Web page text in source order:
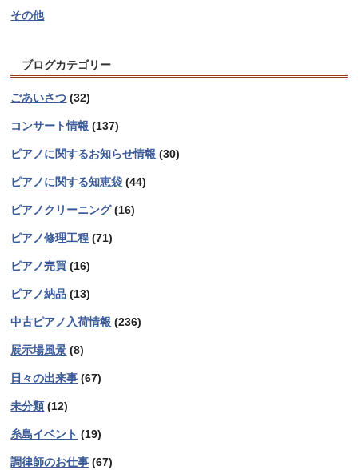
その他
ブログカテゴリー
ごあいさつ (32)
コンサート情報 (137)
ピアノに関するお知らせ情報 (30)
ピアノに関する知恵袋 (44)
ピアノクリーニング(16)
ピアノ修理工程 (71)
ピアノ売買 (16)
ピアノ納品 (13)
中古ピアノ入荷情報 (236)
展示場風景 (8)
日々の出来事 (67)
未分類 (12)
糸島イベント (19)
調律師のお仕事 (67)